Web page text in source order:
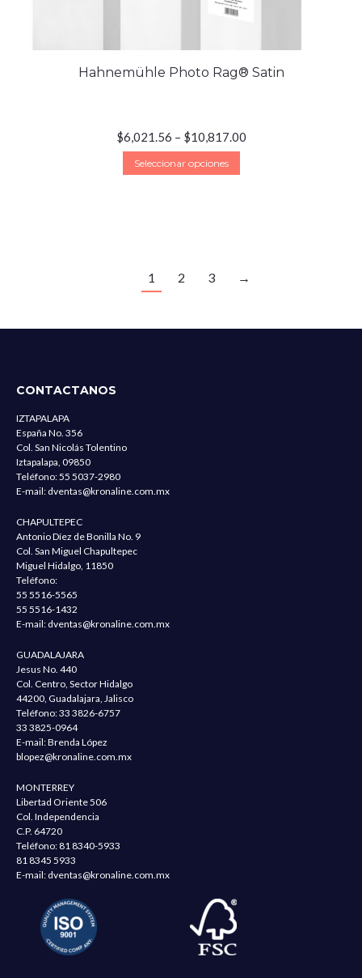
Hahnemühle Photo Rag® Satin
$6,021.56 – $10,817.00
Seleccionar opciones
1 2 3 →
CONTACTANOS
IZTAPALAPA
España No. 356
Col. San Nicolás Tolentino
Iztapalapa, 09850
Teléfono:55 5037-2980
E-mail: dventas@kronaline.com.mx
CHAPULTEPEC
Antonio Díez de Bonilla No. 9
Col. San Miguel Chapultepec
Miguel Hidalgo, 11850
Teléfono:
55 5516-5565
55 5516-1432
E-mail: dventas@kronaline.com.mx
GUADALAJARA
Jesus No. 440
Col. Centro, Sector Hidalgo
44200, Guadalajara, Jalisco
Teléfono:33 3826-6757
33 3825-0964
E-mail: Brenda López
blopez@kronaline.com.mx
MONTERREY
Libertad Oriente 506
Col. Independencia
C.P. 64720
Teléfono:81 8340-5933
81 8345 5933
E-mail: dventas@kronaline.com.mx